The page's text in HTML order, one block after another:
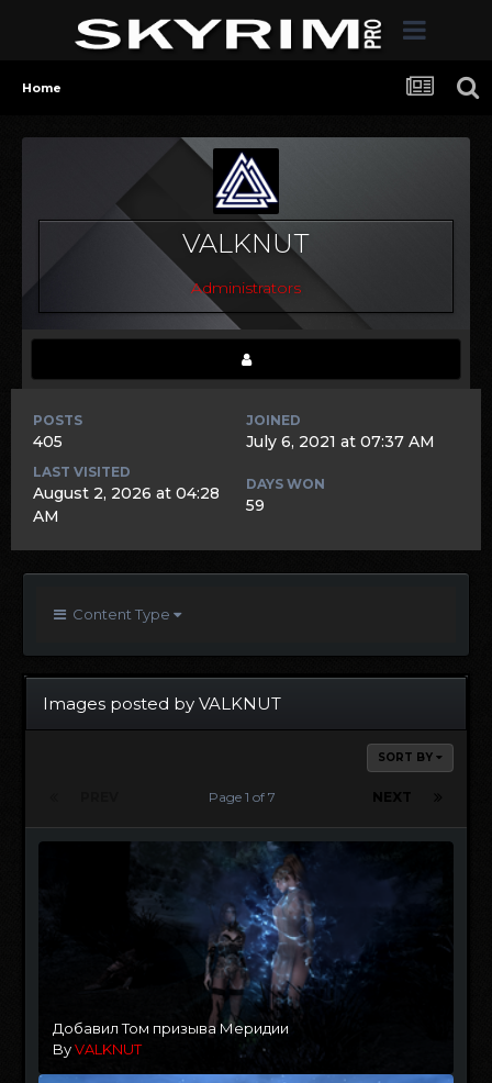
Home
VALKNUT
Administrators
POSTS
405
JOINED
July 6, 2021 at 07:37 AM
LAST VISITED
August 2, 2026 at 04:28
AM
DAYS WON
59
Content Type
Images posted by VALKNUT
SORT BY
NEXT
Page 1 of 7
Добавил Том призыва Меридии
ByVALKNUT